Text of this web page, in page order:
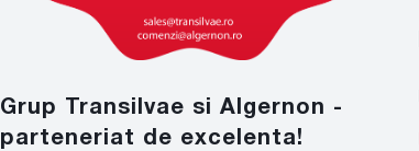
Grup Transilvae si Algernon -
parteneriat de excelenta!